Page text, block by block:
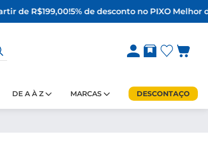
de R$199,00!5% de desconto no PIXO Melhor
DE A À Z MARCAS DESCONTAÇO